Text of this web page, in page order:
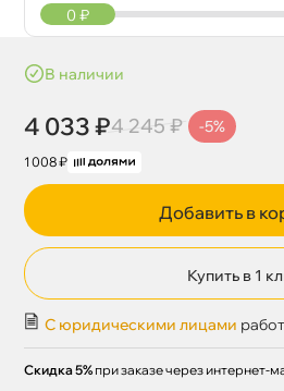
0 ₽
наличии
4 033 ₽4 245 ₽ -5%
1 008 ₽
Добавить в
Купить в 1
С юридическими лицами
Скидка 5% при заказе через интернет-